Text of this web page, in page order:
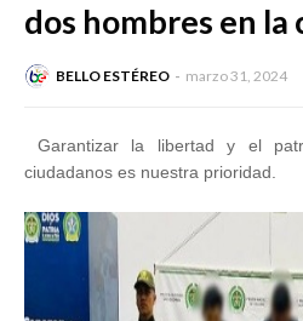
dos hombres en la
BELLO ESTÉREO marzo 31, 2024
Garantizar la libertad y el
ciudadanos es nuestra prioridad.